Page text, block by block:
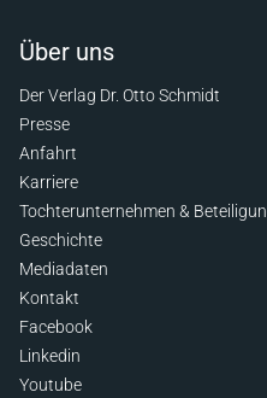
Über uns
Der Verlag Dr. Otto Schmidt
Presse
Anfahrt
Karriere
Tochterunternehmen &
Geschichte
Mediadaten
Kontakt
Facebook
Linkedin
Youtube